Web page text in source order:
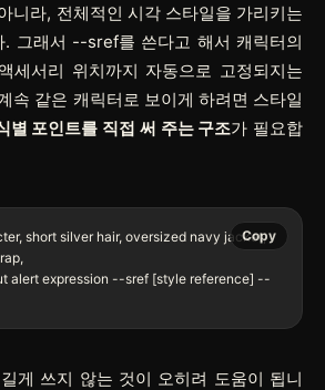
니라, 전체적인 시각 스타일을 가리키는
. 그래서 --sref를 쓴다고 해서 캐릭터의
세서리 위치까지 자동으로 고정되지는
속 같은 캐릭터로 보이게 하려면 스타일
별 포인트를 직접 써 주는 구조가 필요합
short silver hair, oversized navy jacket,
alert expression --sref [style reference] --
Copy
게 쓰지 않는 것이 오히려 도움이 됩니